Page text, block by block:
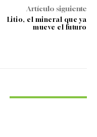
Artículo siguiente
Litio, el mineral que ya
mueve el futuro